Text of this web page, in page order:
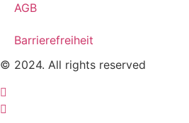
AGB
Barrierefreiheit
© 2024. All rights reserved